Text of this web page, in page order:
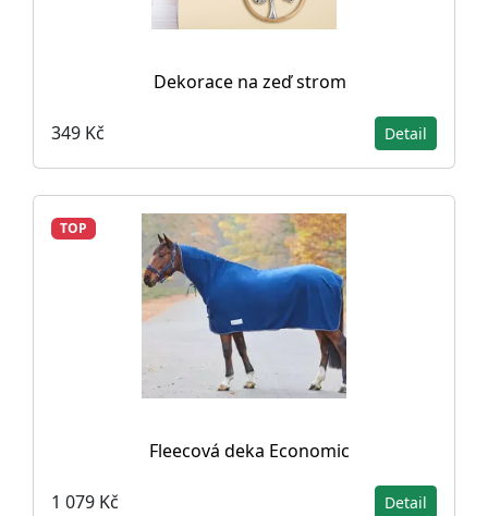
Dekorace na zeď strom
349 Kč Detail
TOP
Fleecová deka Economic
1 079 Kč Detail